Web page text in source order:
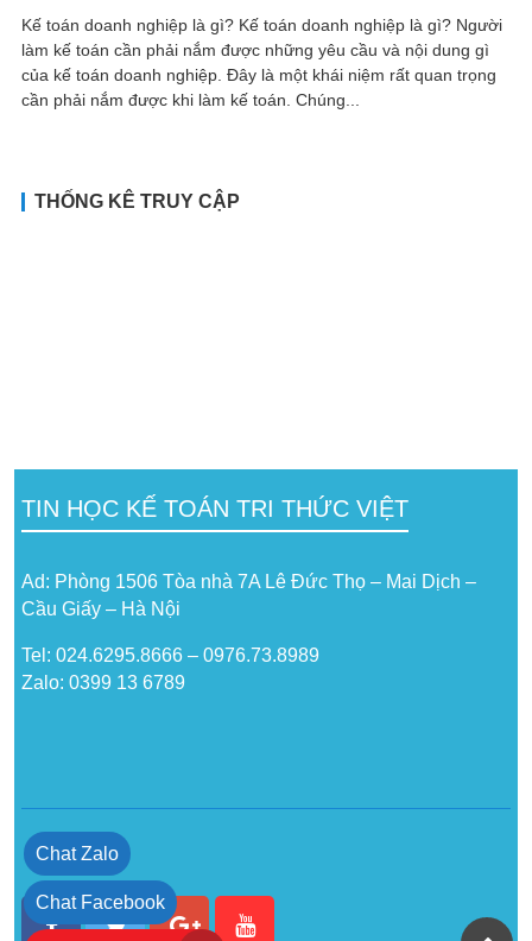
Kế toán doanh nghiệp là gì? Kế toán doanh nghiệp là gì? Người
làm kế toán cần phải nắm được những yêu cầu và nội dung gì
của kế toán doanh nghiệp. Đây là một khái niệm rất quan trọng
cần phải nắm được khi làm kế toán. Chúng...
THỐNG KÊ TRUY CẬP
TIN HỌC KẾ TOÁN TRI THỨC VIỆT
Ad: Phòng 1506 Tòa nhà 7A Lê Đức Thọ – Mai Dịch –
Cầu Giấy – Hà Nội
Tel: 024.6295.8666 – 0976.73.8989
Zalo: 0399 13 6789
Chat Zalo
Chat Facebook